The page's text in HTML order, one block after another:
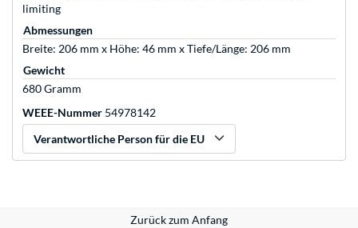
limiting
Abmessungen
Breite: 206 mm x Höhe: 46 mm x Tiefe/Länge: 206 mm
Gewicht
680 Gramm
WEEE-Nummer 54978142
Verantwortliche Person für die EU
Zurück zum Anfang